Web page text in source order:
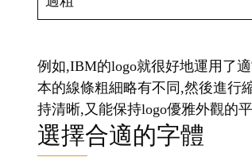
例如,IBM的logo就很好地運用了
本的線條粗細略有不同,然後進行
持清晰,又能保持logo優雅外觀的
選擇合適的字體